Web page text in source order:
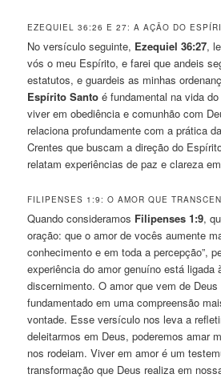
EZEQUIEL 36:26 E 27: A AÇÃO DO
No versículo seguinte, Ezequiel 36:27,
vós o meu Espírito, e farei que andeis
estatutos, e guardeis as minhas
Espírito Santo é fundamental na vida
viver em obediência e comunhão com
relaciona profundamente com a prática
Crentes que buscam a direção do
relatam experiências de paz e clareza
FILIPENSES 1:9: O AMOR QUE
Quando consideramos Filipenses 1:9,
oração: que o amor de vocês aumente
conhecimento e em toda a percepção”,
experiência do amor genuíno está ligada
discernimento. O amor que vem de
fundamentado em uma compreensão
vontade. Esse versículo nos leva a
deleitarmos em Deus, poderemos amar
nos rodeiam. Viver em amor é um
transformação que Deus realiza em